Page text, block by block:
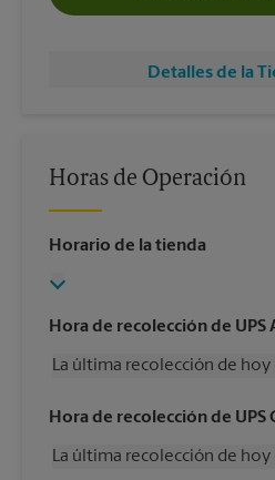
Detalles de la
Horas de Operación
Horario de la tienda
Hora de recolección de UPS
La última recolección de hoy
Miércoles
5:30 PM
Viernes
5:30 PM
Hora de recolección de UPS
La última recolección de hoy